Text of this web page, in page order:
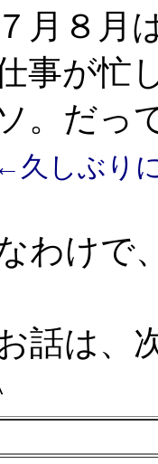
月８月
事が忙
。だっ
久しぶり
わけで
話は、